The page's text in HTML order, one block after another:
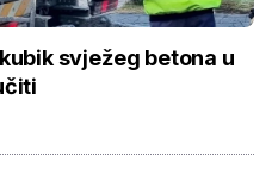
svježeg betona u